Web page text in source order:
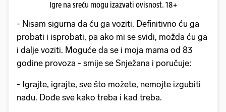
Igre na sreću mogu izazvati ovisnost. 18+
- Nisam sigurna da ću ga voziti. Definitivno ću ga
probati i isprobati, pa ako mi se svidi, možda ću ga
i dalje voziti. Moguće da se i moja mama od 83
godine provoza - smije se Snježana i poručuje:
- Igrajte, igrajte, sve što možete, nemojte izgubiti
nadu. Dođe sve kako treba i kad treba.